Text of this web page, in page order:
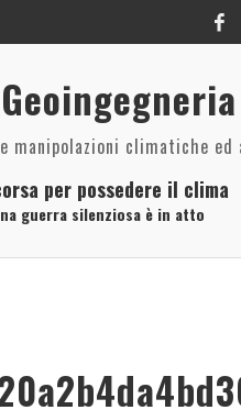
manipolazioni climatiche ed
per possedere il clima
guerra silenziosa è in atto